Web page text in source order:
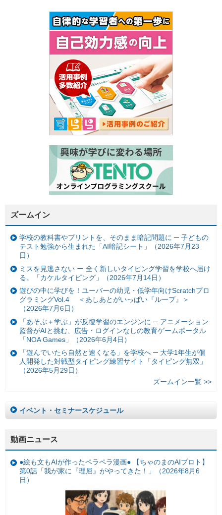
ズームイン
学校の教科書やプリントを、そのまま暗記問題に ─ 子どもの
テスト勉強から生まれた「AI暗記シート」（2026年7月23
日）
ミスを見逃さない ー 全く新しいタイピング学習を学校へ届け
る。「カケルタイピング」（2026年7月14日）
遊びの中に学びを！ユーバーの幼児・低学年向けScratchプロ
グラミングVol.4 ＜あしあとがいっぱい『ループ』＞
（2026年7月6日）
「あそぶ＋学ぶ」が反復学習のエンジンに ─ アニメーション
監督がAIと挑む、広告・ログインなしの教育ゲームポータル
「NOA Games」（2026年6月4日）
「遊んでいたら自然と速くなる」を学校へ ─ 大学1年生が個
人開発した対戦型タイピング練習サイト「タイピング無双」
（2026年5月29日）
ズームイン一覧 >>
イベント・セミナースケジュール
動画ニュース
●絵も文もAIが作ったペラペラ漫画● 【ちゃのまのAIプロト】
第0話「我が家に『理屈』がやってきた！」（2026年8月6
日）